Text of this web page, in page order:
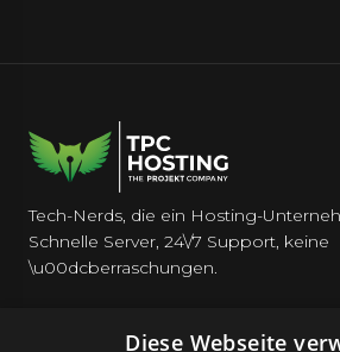
Tech-Nerds, die ein Hosting-
Schnelle Server, 24\/7 Support, keine
\u00dcberraschungen.
Diese Webseite